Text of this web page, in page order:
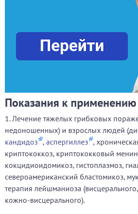
Показания к применению
1. Лечение тяжелых грибковых
недоношенных) и взрослых людей
кандидоз , аспергиллез ,
криптококкоз, криптококковый
кокцидиоидомикоз, гистоплазмоз,
североамериканский бластомикоз,
терапия лейшманиоза
кожно-висцерального).